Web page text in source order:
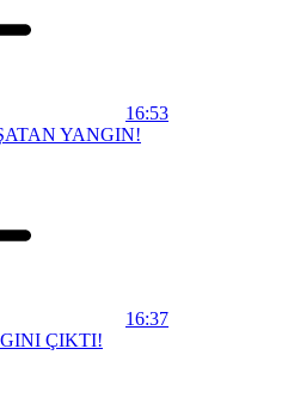
16:53
YANGIN!
16:37
ÇIKTI!